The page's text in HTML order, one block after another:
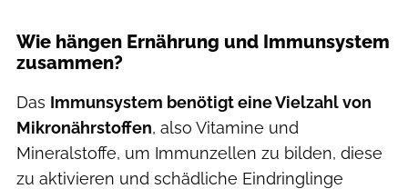
Wie hängen Ernährung und Immunsystem
zusammen?
Das Immunsystem benötigt eine Vielzahl von
Mikronährstoffen, also Vitamine und
Mineralstoffe, um Immunzellen zu bilden, diese
zu aktivieren und schädliche Eindringlinge